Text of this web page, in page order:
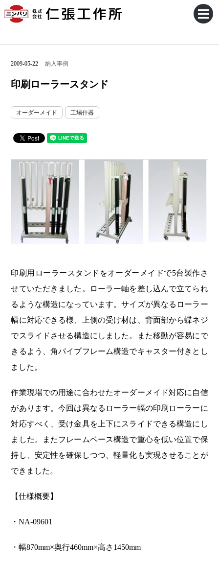
2009-05-22 納入事例
印刷ローラースタンド
オーダーメイド 工場什器
印刷用ローラースタンドをオーダーメイドで5台製作さ
せていただきました。ローラー軸を差し込んで立てられ
るような構造になっています。サイズが異なるローラー
幅に対応できる様、上側の受け材は、背面部から蝶ネジ
でスライドさせる構造にしました。また移動が容易にで
きるよう、角パイプフレーム構造でキャスター付きとし
ました。
作業現場での用途に合わせたオーダーメイド対応に自信
があります。今回は異なるローラー幅の印刷ローラーに
対応すべく、受け金具を上下にスライドできる構造にし
ました。またフレームベース構造で重心を低い位置で保
持し、安定性を確保しつつ、軽量化も実現させることが
できました。
【仕様概要】
・NA-09601
・幅870mm×奥行460mm×高さ1450mm